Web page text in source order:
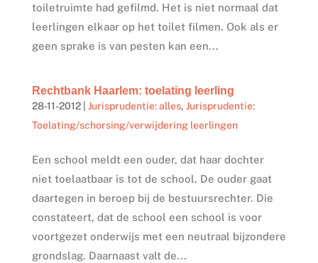
toiletruimte had gefilmd. Het is niet normaal dat
leerlingen elkaar op het toilet filmen. Ook als er
geen sprake is van pesten kan een...
Rechtbank Haarlem: toelating leerling
28-11-2012| Jurisprudentie: alles, Jurisprudentie:
Toelating/schorsing/verwijdering leerlingen
Een school meldt een ouder, dat haar dochter
niet toelaatbaar is tot de school. De ouder gaat
daartegen in beroep bij de bestuursrechter. Die
constateert, dat de school een school is voor
voortgezet onderwijs met een neutraal bijzondere
grondslag. Daarnaast valt de...